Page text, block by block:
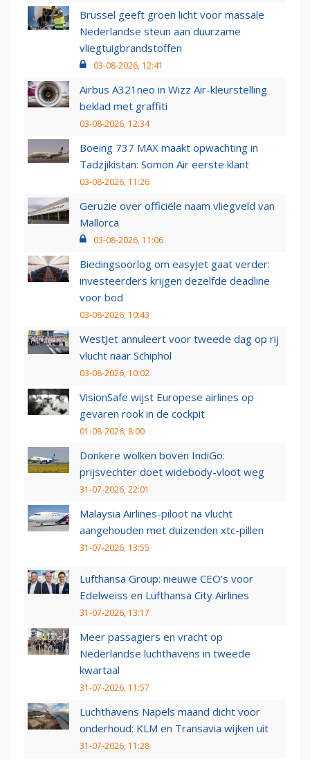
Brussel geeft groen licht voor massale
Nederlandse steun aan duurzame
vliegtuigbrandstoffen
03-08-2026, 12:41
Airbus A321neo in Wizz Air-kleurstelling
beklad met graffiti
03-08-2026, 12:34
Boeing 737 MAX maakt opwachting in
Tadzjikistan: Somon Air eerste klant
03-08-2026, 11:26
Geruzie over officiële naam vliegveld van
Mallorca
03-08-2026, 11:06
Biedingsoorlog om easyJet gaat verder:
investeerders krijgen dezelfde deadline
voor bod
03-08-2026, 10:43
WestJet annuleert voor tweede dag op rij
vlucht naar Schiphol
03-08-2026, 10:02
VisionSafe wijst Europese airlines op
gevaren rook in de cockpit
01-08-2026, 8:00
Donkere wolken boven IndiGo:
prijsvechter doet widebody-vloot weg
31-07-2026, 22:01
Malaysia Airlines-piloot na vlucht
aangehouden met duizenden xtc-pillen
31-07-2026, 13:55
Lufthansa Group: nieuwe CEO’s voor
Edelweiss en Lufthansa City Airlines
31-07-2026, 13:17
Meer passagiers en vracht op
Nederlandse luchthavens in tweede
kwartaal
31-07-2026, 11:57
Luchthavens Napels maand dicht voor
onderhoud: KLM en Transavia wijken uit
31-07-2026, 11:28